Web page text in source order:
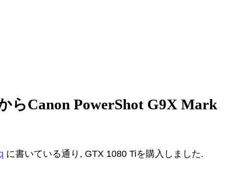
らCanon PowerShot G9X Mark
に書いている通り, GTX 1080 Tiを購入しました.